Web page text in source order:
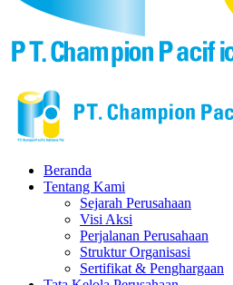
Beranda
Tentang Kami
Sejarah Perusahaan
Visi Aksi
Perjalanan Perusahaan
Struktur Organisasi
Sertifikat & Penghargaan